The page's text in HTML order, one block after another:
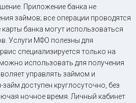
Приложение банка не
займов; все операции проводятся
банка могут использоваться
Услуги МФО полезны для
специализируется только на
использовать для получения
управлять займом и
доступен круглосуточно, без
ночное время. Личный кабинет